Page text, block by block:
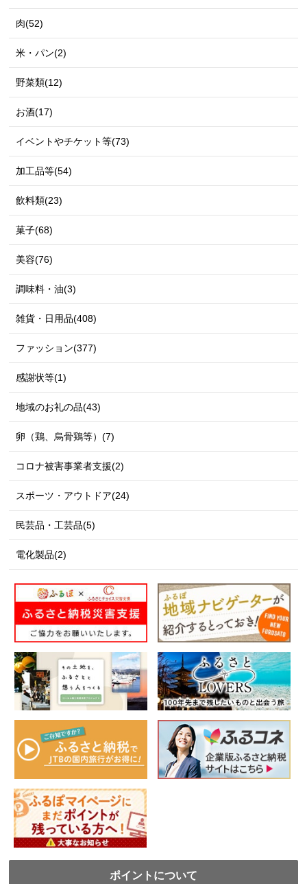
肉(52)
米・パン(2)
野菜類(12)
お酒(17)
イベントやチケット等(73)
加工品等(54)
飲料類(23)
菓子(68)
美容(76)
調味料・油(3)
雑貨・日用品(408)
ファッション(377)
感謝状等(1)
地域のお礼の品(43)
卵（鶏、烏骨鶏等）(7)
コロナ被害事業者支援(2)
スポーツ・アウトドア(24)
民芸品・工芸品(5)
電化製品(2)
ポイントについて